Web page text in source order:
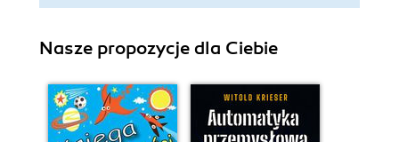
Nasze propozycje dla Ciebie